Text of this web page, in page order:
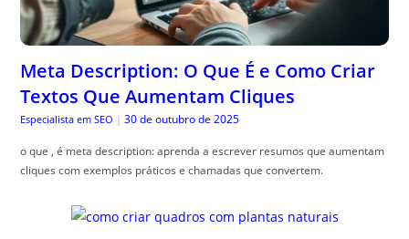
Meta Description: O Que É e Como Criar
Textos Que Aumentam Cliques
Especialista em SEO | 30 de outubro de 2025
o que , é meta description: aprenda a escrever resumos que aumentam
cliques com exemplos práticos e chamadas que convertem.